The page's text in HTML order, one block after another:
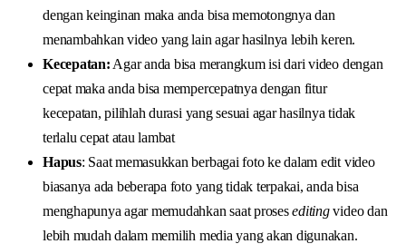
dengan keinginan maka anda bisa memotongnya dan
menambahkan video yang lain agar hasilnya lebih keren.
Kecepatan: Agar anda bisa merangkum isi dari video dengan
cepat maka anda bisa mempercepatnya dengan fitur
kecepatan, pilihlah durasi yang sesuai agar hasilnya tidak
terlalu cepat atau lambat
Hapus: Saat memasukkan berbagai foto ke dalam edit video
biasanya ada beberapa foto yang tidak terpakai, anda bisa
menghapunya agar memudahkan saat proseseditingvideo dan
lebih mudah dalam memilih media yang akan digunakan.